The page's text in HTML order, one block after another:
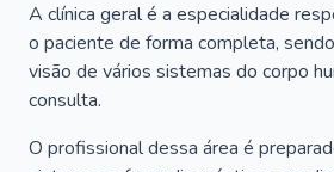
A clínica geral é a especialidade
o paciente de forma completa,
visão de vários sistemas do corpo
consulta.
O profissional dessa área é